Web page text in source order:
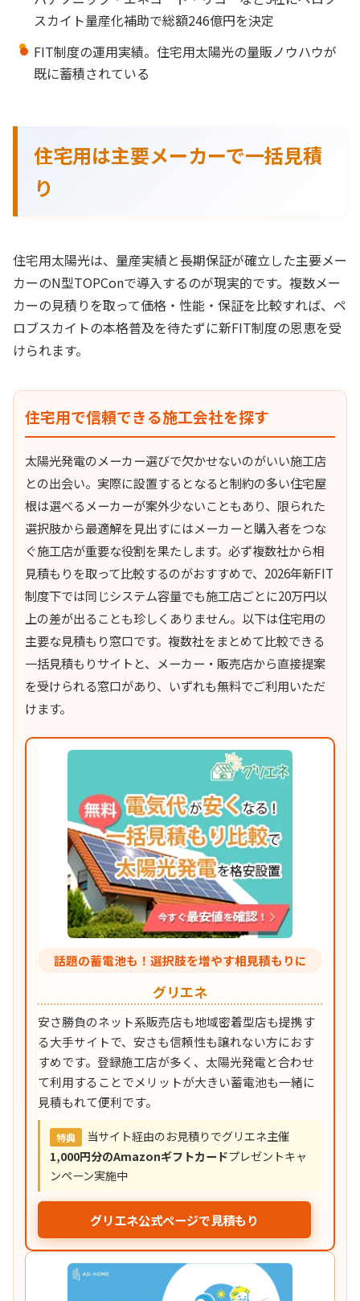
スカイト量産化補助で総額246億円を決定
FIT制度の運用実績。住宅用太陽光の量販ノウハウが
既に蓄積されている
住宅用は主要メーカーで一括見積
り
住宅用太陽光は、量産実績と長期保証が確立した主要メー
カーのN型TOPConで導入するのが現実的です。複数メー
カーの見積りを取って価格・性能・保証を比較すれば、ペ
ロブスカイトの本格普及を待たずに新FIT制度の恩恵を受
けられます。
住宅用で信頼できる施工会社を探す
太陽光発電のメーカー選びで欠かせないのがいい施工店
との出会い。実際に設置するとなると制約の多い住宅屋
根は選べるメーカーが案外少ないこともあり、限られた
選択肢から最適解を見出すにはメーカーと購入者をつな
ぐ施工店が重要な役割を果たします。必ず複数社から相
見積もりを取って比較するのがおすすめで、2026年新FIT
制度下では同じシステム容量でも施工店ごとに20万円以
上の差が出ることも珍しくありません。以下は住宅用の
主要な見積もり窓口です。複数社をまとめて比較できる
一括見積もりサイトと、メーカー・販売店から直接提案
を受けられる窓口があり、いずれも無料でご利用いただ
けます。
話題の蓄電池も！選択肢を増やす相見積もりに
グリエネ
安さ勝負のネット系販売店も地域密着型店も提携す
る大手サイトで、安さも信頼性も譲れない方におす
すめです。登録施工店が多く、太陽光発電と合わせ
て利用することでメリットが大きい蓄電池も一緒に
見積もれて便利です。
特典
当サイト経由のお見積りでグリエネ主催
1,000円分のAmazonギフトカードプレゼントキャ
ンペーン実施中
グリエネ公式ページで見積もり